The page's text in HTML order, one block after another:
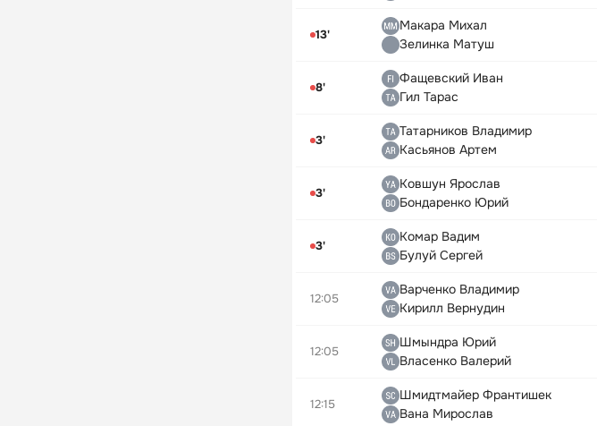
13'
Макара Михал
Зелинка Матуш
8'
Фащевский Иван
Гил Тарас
3'
Татарников Владимир
Касьянов Артем
3'
Ковшун Ярослав
Бондаренко Юрий
3'
Комар Вадим
Булуй Сергей
12:05
Варченко Владимир
Кирилл Вернудин
12:05
Шмындра Юрий
Власенко Валерий
12:15
Шмидтмайер Франтишек
Вана Мирослав